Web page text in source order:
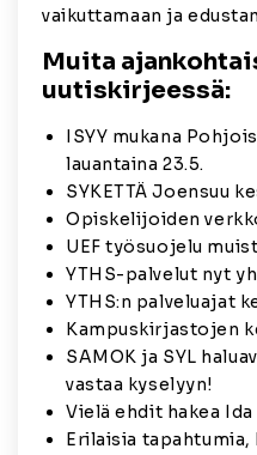
vaikuttamaan ja
Muita
uutiskirjeessä:
ISYY mukana
lauantaina 23.5.
SYKETTÄ Joensuu
Opiskelijoiden
UEF työsuojelu
YTHS-palvelut nyt
YTHS:n palveluajat
Kampuskirjastojen
SAMOK ja SYL
vastaa kyselyyn!
Vielä ehdit hakea
Erilaisia